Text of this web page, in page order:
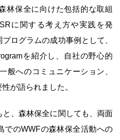
林保全に向けた包括的な取組
に関する考え方や実践を発
ログラムの成功事例として、
を紹介し、自社の野心的
般へのコミュニケーション、
が語られました。
、森林保全に関しても、両面
でのWWFの森林保全活動への